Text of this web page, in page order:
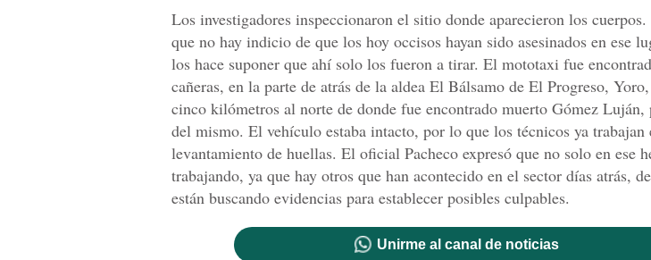
Los investigadores inspeccionaron el sitio donde aparecieron los
que no hay indicio de que los hoy occisos hayan sido asesinados en ese
los hace suponer que ahí solo los fueron a tirar. El mototaxi fue
cañeras, en la parte de atrás de la aldea El Bálsamo de El Progreso,
cinco kilómetros al norte de donde fue encontrado muerto Gómez
del mismo. El vehículo estaba intacto, por lo que los técnicos ya trabajan
levantamiento de huellas. El oficial Pacheco expresó que no solo en ese
trabajando, ya que hay otros que han acontecido en el sector días atrás,
están buscando evidencias para establecer posibles culpables.
Unirme al canal de noticias